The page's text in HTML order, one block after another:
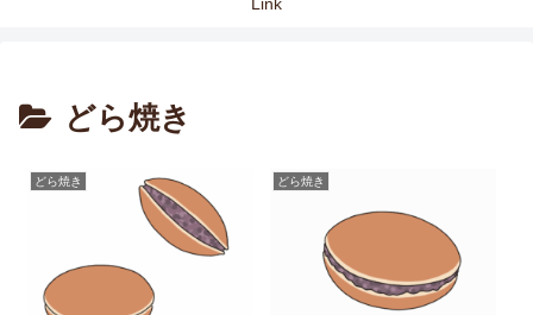
どら焼き
どら焼き どら焼き